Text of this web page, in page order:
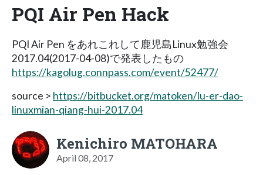
PQI Air Pen Hack
PQI Air Pen をあれこれして鹿児島Linux勉強会
2017.04(2017-04-08)で発表したもの
https://kagolug.connpass.com/event/52477/
source > https://bitbucket.org/matoken/lu-er-dao-
linuxmian-qiang-hui-2017.04
Kenichiro MATOHARA
April 08, 2017